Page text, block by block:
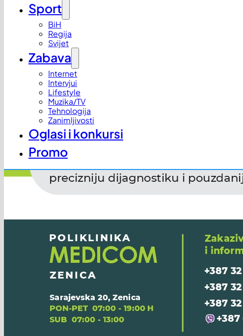
Sport
BiH
Regija
Svijet
Zabava
Internet
Intervjui
Lifestyle
Muzika/TV
Tehnologija
Zanimljivosti
Oglasi i konkursi
Promo